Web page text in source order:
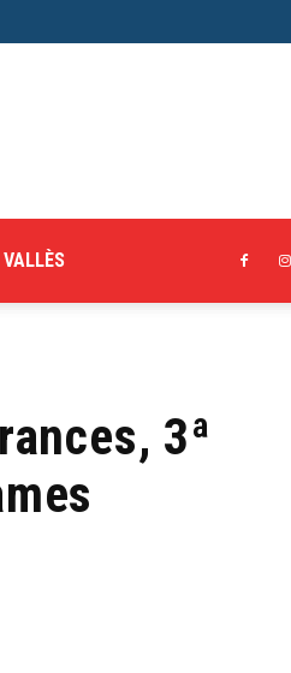
3ª